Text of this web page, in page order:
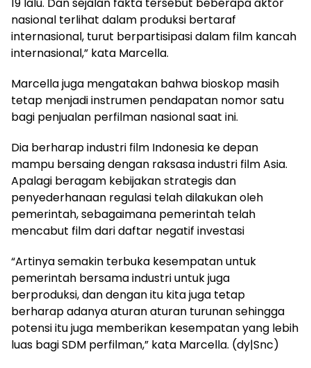
nasional terlihat dalam produksi bertaraf
internasional, turut berpartisipasi dalam film kancah
internasional,” kata Marcella.
Marcella juga mengatakan bahwa bioskop masih
tetap menjadi instrumen pendapatan nomor satu
bagi penjualan perfilman nasional saat ini.
Dia berharap industri film Indonesia ke depan
mampu bersaing dengan raksasa industri film Asia.
Apalagi beragam kebijakan strategis dan
penyederhanaan regulasi telah dilakukan oleh
pemerintah, sebagaimana pemerintah telah
mencabut film dari daftar negatif investasi
“Artinya semakin terbuka kesempatan untuk
pemerintah bersama industri untuk juga
berproduksi, dan dengan itu kita juga tetap
berharap adanya aturan aturan turunan sehingga
potensi itu juga memberikan kesempatan yang lebih
luas bagi SDM perfilman,” kata Marcella. (dy|Snc)